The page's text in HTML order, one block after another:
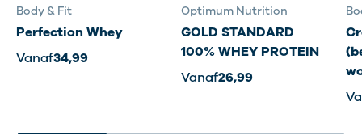
Body & Fit
Perfection Whey
Vanaf34,99
Optimum Nutrition
GOLD STANDARD
100% WHEY PROTEIN
Vanaf26,99